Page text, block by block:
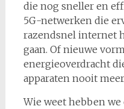
die nog sneller en
5G-netwerken die
razendsnel internet
gaan. Of nieuwe
energieoverdracht
apparaten nooit
Wie weet hebben